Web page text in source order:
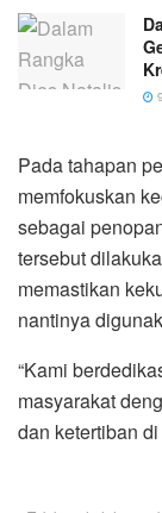
Pada tahapan
memfokuskan
sebagai
tersebut
memastikan
nantinya
“Kami
masyarakat
dan ketertiban